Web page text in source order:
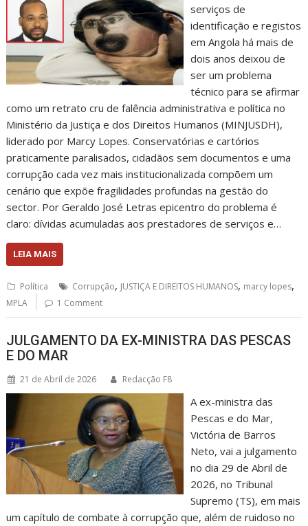
serviços de
identificação e registos
em Angola há mais de
dois anos deixou de
ser um problema
técnico para se afirmar
como um retrato cru de falência administrativa e política no
Ministério da Justiça e dos Direitos Humanos (MINJUSDH),
liderado por Marcy Lopes. Conservatórias e cartórios
praticamente paralisados, cidadãos sem documentos e uma
corrupção cada vez mais institucionalizada compõem um
cenário que expõe fragilidades profundas na gestão do
sector. Por Geraldo José Letras epicentro do problema é
claro: dívidas acumuladas aos prestadores de serviços e…
LEIA MAIS
Política Corrupção, JUSTIÇA E DIREITOS HUMANOS, marcy lopes,
MPLA 1 Comment
JULGAMENTO DA EX-MINISTRA DAS PESCAS
E DO MAR
21 de Abril de 2026 Redacção F8
A ex-ministra das
Pescas e do Mar,
Victória de Barros
Neto, vai a julgamento
no dia 29 de Abril de
2026, no Tribunal
Supremo (TS), em mais
um capítulo de combate à corrupção que, além de ruidoso no